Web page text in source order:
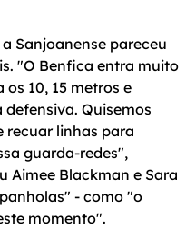
Sanjoanense pareceu
"O Benfica entra muito
10, 15 metros e
Quisemos
recuar linhas para
guarda-redes",
Aimee Blackman e Sara
- como "o
momento".